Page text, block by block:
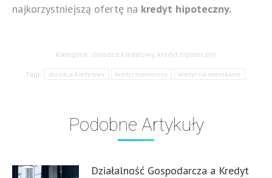
najkorzystniejszą ofertę na kredyt hipoteczny.
Kategorie: doradca kredytowy, kredyt hipoteczny
Tagi: doradca kredytowy kredyt hipoteczny kredyt na mieszkanie
Podobne Artykuły
Działalność Gospodarcza a Kredyt